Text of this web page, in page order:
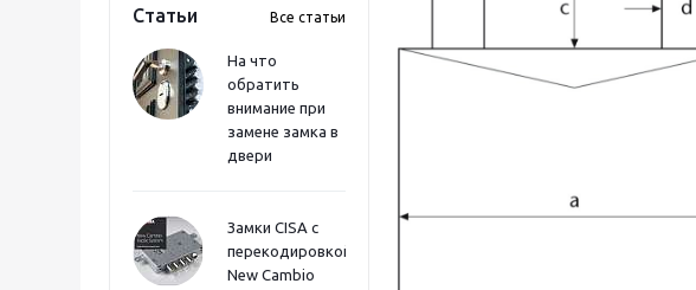
Статьи Все статьи
На что
обратить
внимание при
замене замка в
двери
Замки CISA с
перекодировкой
New Cambio